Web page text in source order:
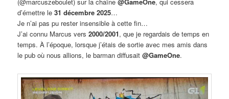
d’émettre le31 décembre 2025…
Je n’ai pas pu rester insensible à cette fin…
J’ai connu Marcus vers2000/2001, que je regardais de temps en
temps. À l’époque, lorsque j’étais de sortie avec mes amis dans
le pub où nous allions, le barman diffusait@GameOne.